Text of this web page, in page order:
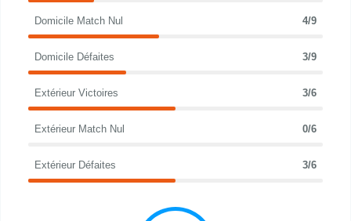
Domicile Match Nul 4/9
Domicile Défaites 3/9
Extérieur Victoires 3/6
Extérieur Match Nul 0/6
Extérieur Défaites 3/6